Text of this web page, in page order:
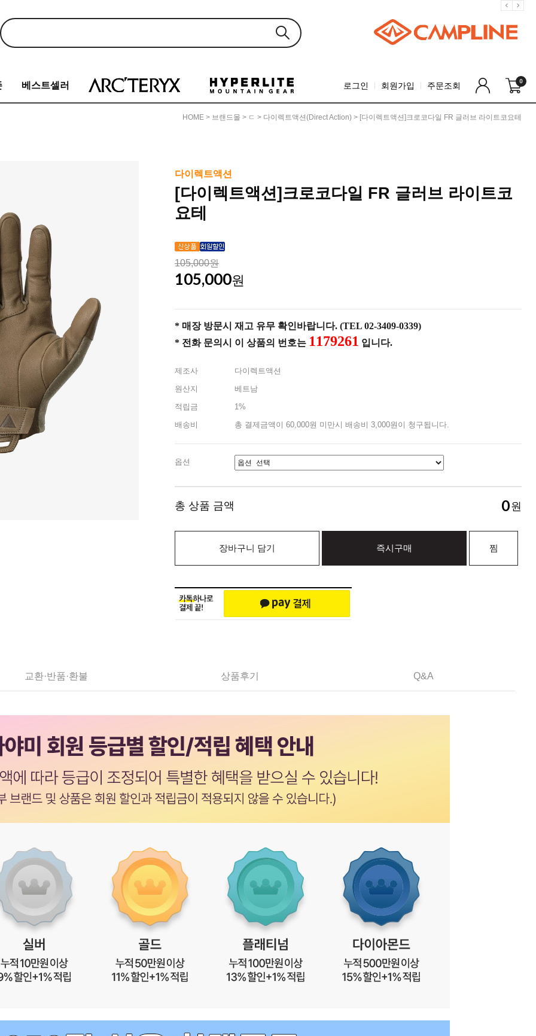
베스트셀러 로그인 회원가입 주문조회 0
HOME > 브랜드몰 > ㄷ > 다이렉트액션(Direct Action) > [다이렉트액션]크로코다일 FR 글러브 라이트코요테
다이렉트액션
[다이렉트액션]크로코다일 FR 글러브 라이트코
요테
105,000원
105,000원
* 매장 방문시 재고 유무 확인바랍니다. (TEL 02-3409-0339)
* 전화 문의시 이 상품의 번호는 1179261 입니다.
제조사
다이렉트액션
원산지
베트남
적립금
1%
배송비
총 결제금액이 60,000원 미만시 배송비 3,000원이 청구됩니다.
옵션
총 상품 금액 0원
장바구니 담기 즉시구매 찜
교환·반품·환불 상품후기 Q&A